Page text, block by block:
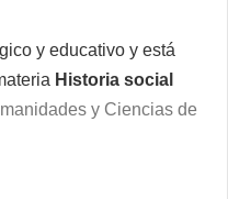
y educativo y está
Historia social
y Ciencias de